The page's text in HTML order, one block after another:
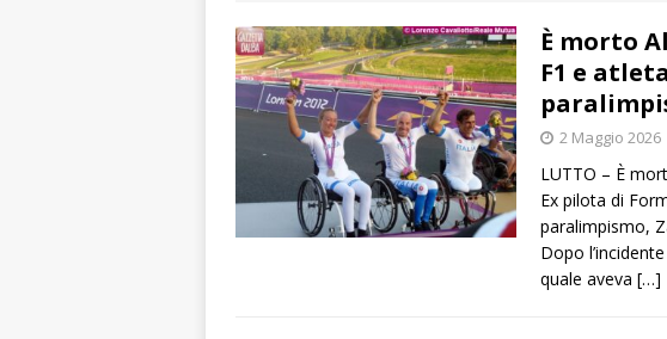
ALBA
[ 7 Agosto 2026 ]
Rotary Club Bra:
[ 7 Agosto 2026 ]
CRONACA
[ 7 Agosto 2026 ]
Caso Galeasso in
non cancellano il problema politico
L’Alba volley
È morto
F1 e
2 Maggio 2026
LUTTO – È
Ex pilota di
paralimpismo,
Dopo
quale aveva […]